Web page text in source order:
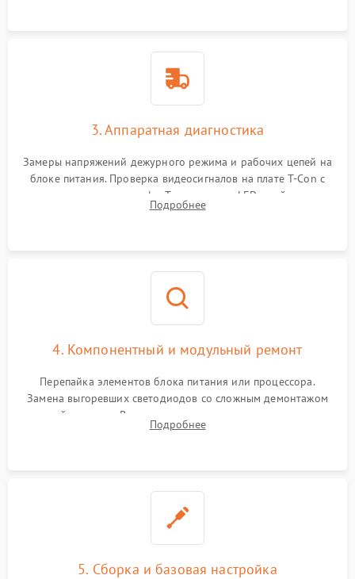
3. Аппаратная диагностика
Замеры напряжений дежурного режима и рабочих цепей на
блоке питания. Проверка видеосигналов на плате T-Con с
помощью осциллографа. Тестирование LED-драйвера и
светодиодных планок подсветки мультиметром.
Подробнее
4. Компонентный и модульный ремонт
Перепайка элементов блока питания или процессора.
Замена выгоревших светодиодов со сложным демонтажом
хрупкой матрицы. Восстановление поврежденных дорожек,
прошивка микросхем памяти EEPROM
Подробнее
5. Сборка и базовая настройка